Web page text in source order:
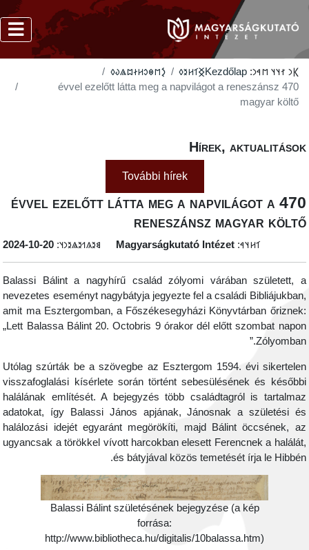
𐲞𐳙 𐳐𐳦𐳦 𐳮𐳀𐳙:
Kezdőlap
‮𐲏𐳑𐳢𐳉𐳓
‮𐲋𐳮𐳌𐳛𐳢𐳇𐳪𐳖𐳜𐳓
470 évvel ezelőtt látta meg a napvilágot a reneszánsz
magyar költő
Hírek,
További hírek
470 évvel ezelőtt látta meg a napvilágot a
reneszánsz magyar
𐳑𐳢𐳦𐳀:
Magyarságkutató Intézet
𐳘𐳉𐳍𐳒𐳉𐳖𐳉𐳙𐳦:
‭2024-10-20
Balassi Bálint a nagyhírű család zólyomi várában született,
nevezetes eseményt nagybátyja jegyezte fel a családi
amit ma Esztergomban, a Főszékesegyházi Könyvtárban
„Lett Balassa Bálint 20. Octobris 9 órakor dél előtt szombat
Utólag szúrták be a szövegbe az Esztergom 1594. évi
visszafoglalási kísérlete során történt sebesülésének és
halálának említését. A bejegyzés több családtagról is
adatokat, így Balassi János apjának, Jánosnak a születési
halálozási idejét egyaránt megörökíti, majd Bálint öccsének,
ugyancsak a törökkel vívott harcokban elesett Ferencnek a
és bátyjával közös temetését írja le
Balassi Bálint születésének bejegyzése (a kép
forrása:
http://www.bibliotheca.hu/digitalis/10balassa.htm)